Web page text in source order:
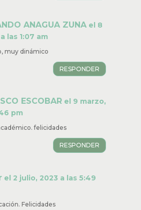
ANAGUA ZUNA el 8
las 1:07 am
muy dinámico
RESPONDER
ESCOBAR el 9 marzo,
pm
felicidades
RESPONDER
el 2 julio, 2023 a las 5:49
Felicidades